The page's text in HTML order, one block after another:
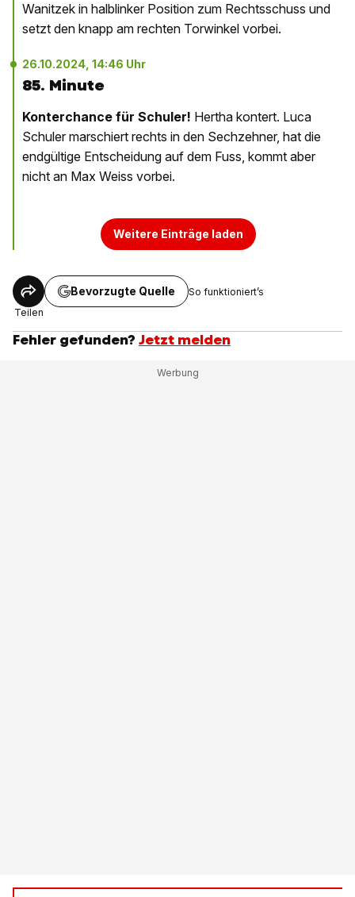
Wanitzek in halblinker Position zum Rechtsschuss und
setzt den knapp am rechten Torwinkel vorbei.
26.10.2024, 14:46 Uhr
85. Minute
Konterchance für Schuler! Hertha kontert. Luca
Schuler marschiert rechts in den Sechzehner, hat die
endgültige Entscheidung auf dem Fuss, kommt aber
nicht an Max Weiss vorbei.
Weitere Einträge laden
Teilen
Bevorzugte Quelle So funktioniert’s
Fehler gefunden? Jetzt melden